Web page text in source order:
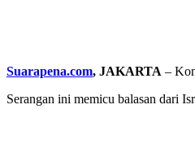
Suarapena.com, JAKARTA –
Serangan ini memicu balasan dari